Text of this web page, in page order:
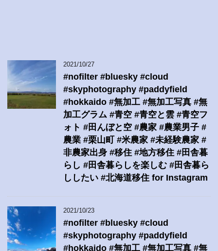
2021/10/27
#nofilter #bluesky #cloud
#skyphotography #paddyfield
#hokkaido #無加工 #無加工写真 #無
加工グラム #青空 #青空と雲 #青空フ
ォト #田んぼと空 #農家 #農業男子 #
農業 #栗山町 #米農家 #未経験農家 #
非農家出身 #移住 #地方移住 #田舎暮
らし #田舎暮らしを楽しむ #田舎暮ら
ししたい #北海道移住 for Instagram
2021/10/23
#nofilter #bluesky #cloud
#skyphotography #paddyfield
#hokkaido #無加工 #無加工写真 #無